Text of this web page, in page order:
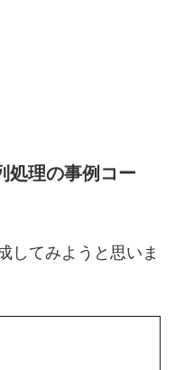
処理の事例コー
してみようと思いま